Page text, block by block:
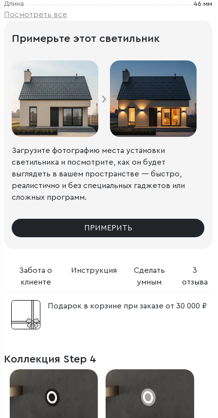
Длина
46 мм
Посмотреть все
Забота о
клиенте
Инструкция
Сделать
умным
3
отзыва
Подарок в корзине при заказе от 30 000 ₽
Примерьте этот светильник
Загрузите фотографию места установки
светильника и посмотрите, как он будет
выглядеть в вашем пространстве — быстро,
реалистично и без специальных гаджетов или
сложных программ.
ПРИМЕРИТЬ
Коллекция Step 4